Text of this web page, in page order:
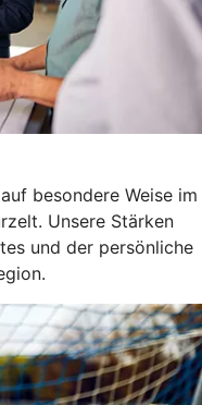
besondere Weise im
Unsere Stärken
und der persönliche